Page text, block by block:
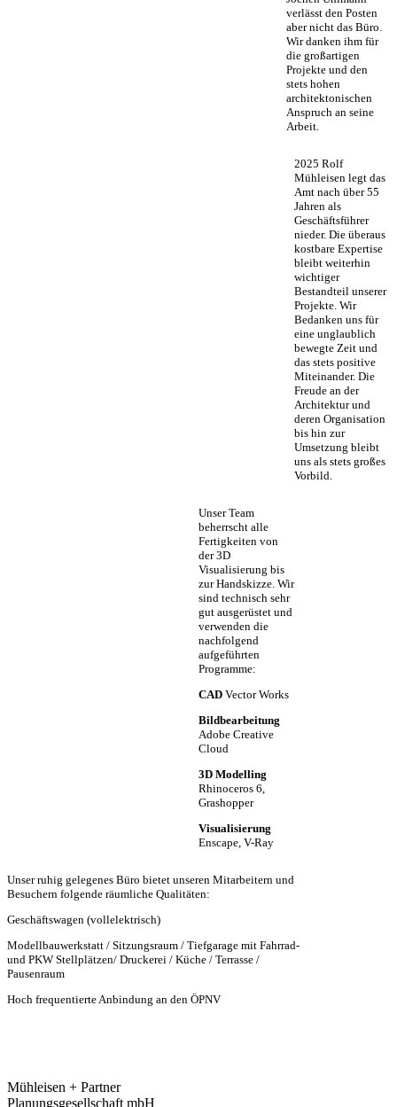
verlässt den Posten
aber nicht das Büro.
Wir danken ihm für
die großartigen
Projekte und den
stets hohen
architektonischen
Anspruch an seine
Arbeit.
2025 Rolf
Mühleisen legt das
Amt nach über 55
Jahren als
Geschäftsführer
nieder. Die überaus
kostbare Expertise
bleibt weiterhin
wichtiger
Bestandteil unserer
Projekte. Wir
Bedanken uns für
eine unglaublich
bewegte Zeit und
das stets positive
Miteinander. Die
Freude an der
Architektur und
deren Organisation
bis hin zur
Umsetzung bleibt
uns als stets großes
Vorbild.
Unser Team
beherrscht alle
Fertigkeiten von
der 3D
Visualisierung bis
zur Handskizze. Wir
sind technisch sehr
gut ausgerüstet und
verwenden die
nachfolgend
aufgeführten
Programme:
CAD Vector Works
Bildbearbeitung
Adobe Creative
Cloud
3D Modelling
Rhinoceros 6,
Grashopper
Visualisierung
Enscape, V-Ray
Unser ruhig gelegenes Büro bietet unseren Mitarbeitern und
Besuchern folgende räumliche Qualitäten:
Geschäftswagen (vollelektrisch)
Modellbauwerkstatt / Sitzungsraum / Tiefgarage mit Fahrrad-
und PKW Stellplätzen/ Druckerei / Küche / Terrasse /
Pausenraum
Hoch frequentierte Anbindung an den ÖPNV
Mühleisen + Partner
Planungsgesellschaft mbH